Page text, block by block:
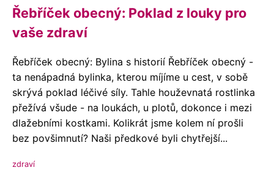
Řebříček obecný: Poklad z louky pro
vaše zdraví
Řebříček obecný: Bylina s historií Řebříček obecný -
ta nenápadná bylinka, kterou míjíme u cest, v sobě
skrývá poklad léčivé síly. Tahle houževnatá rostlinka
přežívá všude - na loukách, u plotů, dokonce i mezi
dlažebními kostkami. Kolikrát jsme kolem ní prošli
bez povšimnutí? Naši předkové byli chytřejší...
zdraví